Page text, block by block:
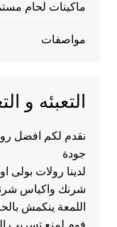
ماكينات لحام
مواصفات
التعبئه و
نقدم لكم افضل
جودة
لدينا رولات بولى
شرنك واكياس
اللمعة ينكمش